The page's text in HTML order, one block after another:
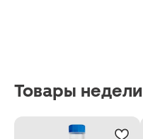
Товары недели